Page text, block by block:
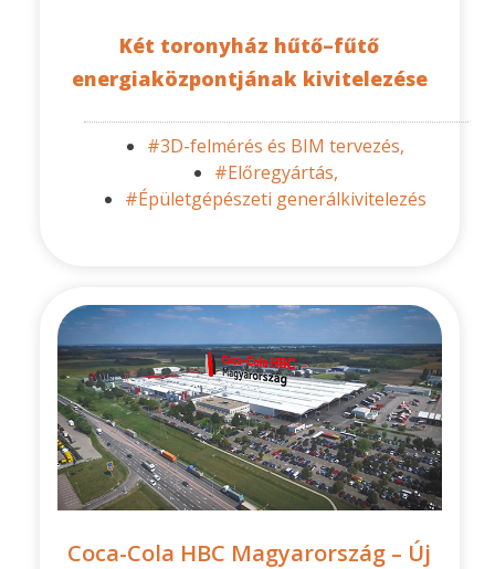
Két toronyház hűtő–fűtő
energiaközpontjának kivitelezése
#3D-felmérés és BIM tervezés,
#Előregyártás,
#Épületgépészeti generálkivitelezés
Coca-Cola HBC Magyarország – Új